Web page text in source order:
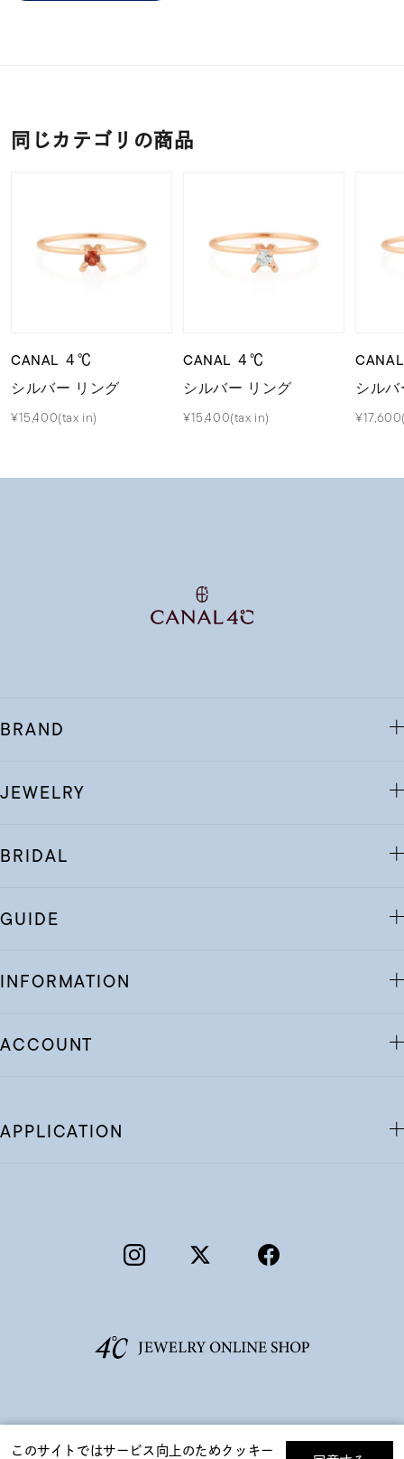
同じカテゴリの商品
CANAL ４℃
シルバー リング
¥15,400(tax in)
CANAL ４℃
シルバー リング
¥15,400(tax in)
シル
BRAND
JEWELRY
BRIDAL
GUIDE
INFORMATION
ACCOUNT
APPLICATION
このサイトではサービス向上のためクッキー